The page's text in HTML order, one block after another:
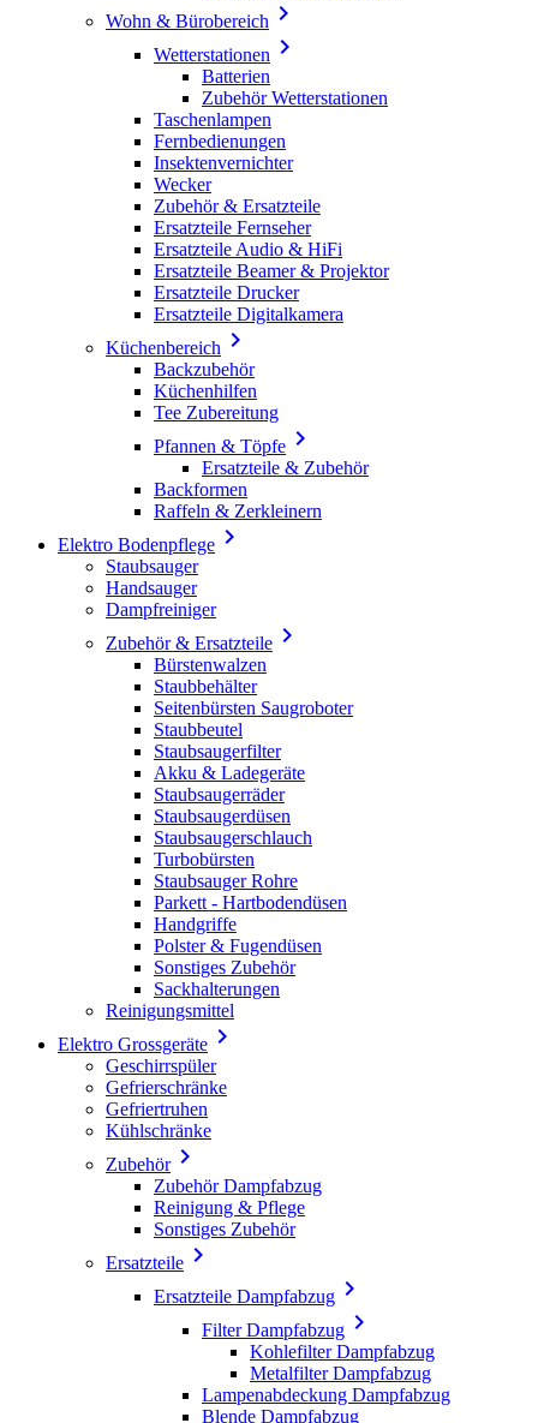
Wohn & Bürobereich 
Wetterstationen 
Batterien
Zubehör Wetterstationen
Taschenlampen
Fernbedienungen
Insektenvernichter
Wecker
Zubehör & Ersatzteile
Ersatzteile Fernseher
Ersatzteile Audio & HiFi
Ersatzteile Beamer & Projektor
Ersatzteile Drucker
Ersatzteile Digitalkamera
Küchenbereich 
Backzubehör
Küchenhilfen
Tee Zubereitung
Pfannen & Töpfe 
Ersatzteile & Zubehör
Backformen
Raffeln & Zerkleinern
Elektro Bodenpflege 
Staubsauger
Handsauger
Dampfreiniger
Zubehör & Ersatzteile 
Bürstenwalzen
Staubbehälter
Seitenbürsten Saugroboter
Staubbeutel
Staubsaugerfilter
Akku & Ladegeräte
Staubsaugerräder
Staubsaugerdüsen
Staubsaugerschlauch
Turbobürsten
Staubsauger Rohre
Parkett - Hartbodendüsen
Handgriffe
Polster & Fugendüsen
Sonstiges Zubehör
Sackhalterungen
Reinigungsmittel
Elektro Grossgeräte 
Geschirrspüler
Gefrierschränke
Gefriertruhen
Kühlschränke
Zubehör
Zubehör Dampfabzug
Reinigung & Pflege
Sonstiges Zubehör
Ersatzteile 
Ersatzteile Dampfabzug 
Filter Dampfabzug 
Kohlefilter Dampfabzug
Metalfilter Dampfabzug
Lampenabdeckung Dampfabzug
Blende Dampfabzug